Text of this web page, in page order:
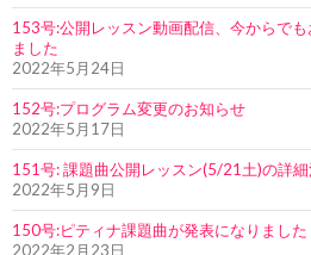
153号:公開レッスン動画配信、今からで
ました
2022年5月24日
152号:プログラム変更のお知らせ
2022年5月17日
151号: 課題曲公開レッスン(5/21土)の詳
2022年5月9日
150号:ピティナ課題曲が発表になりました
2022年2月23日